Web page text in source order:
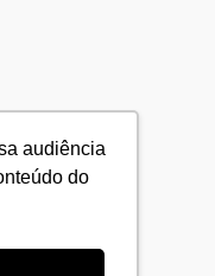
audiência
do